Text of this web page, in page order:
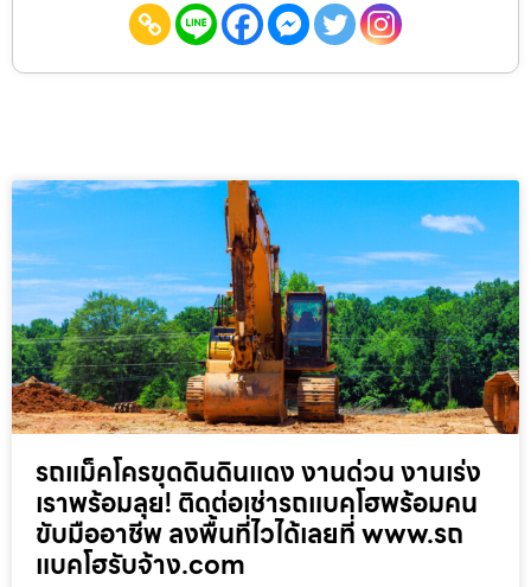
รถแม็คโครขุดดินดินแดง งานด่วน งานเร่ง
เราพร้อมลุย! ติดต่อเช่ารถแบคโฮพร้อมคน
ขับมืออาชีพ ลงพื้นที่ไวได้เลยที่ www.รถ
แบคโฮรับจ้าง.com